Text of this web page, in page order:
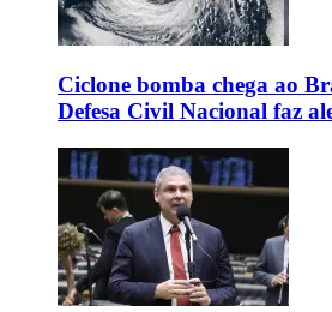
Ciclone bomba chega ao
Defesa Civil Nacional faz